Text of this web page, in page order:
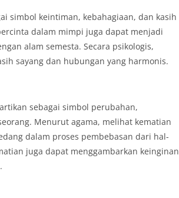
simbol keintiman, kebahagiaan, dan kasih
dalam mimpi juga dapat menjadi
alam semesta. Secara psikologis,
sayang dan hubungan yang harmonis.
sebagai simbol perubahan,
Menurut agama, melihat kematian
dalam proses pembebasan dari hal-
juga dapat menggambarkan keinginan